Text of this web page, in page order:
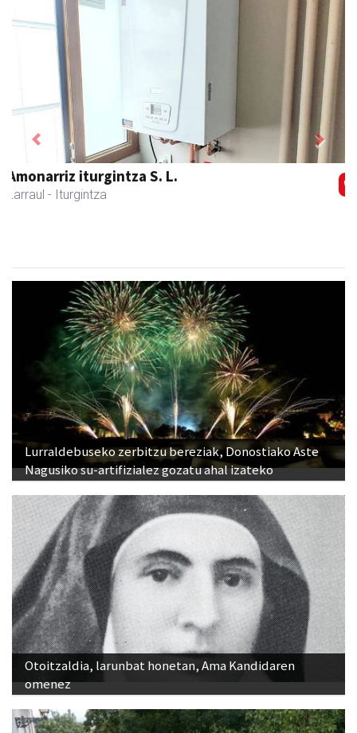
Larraulgo herri ostatua
Larraul - Jatetxeak
Previous Next
Lurraldebuseko zerbitzu bereziak, Donostiako Aste
Nagusiko su-artifizialez gozatu ahal izateko
Otoitzaldia, larunbat honetan, Ama Kandidaren
omenez